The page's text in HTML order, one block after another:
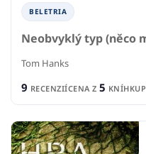
BELETRIA
Neobvyklý typ (něco
Tom Hanks
9 RECENZIÍCENA Z 5